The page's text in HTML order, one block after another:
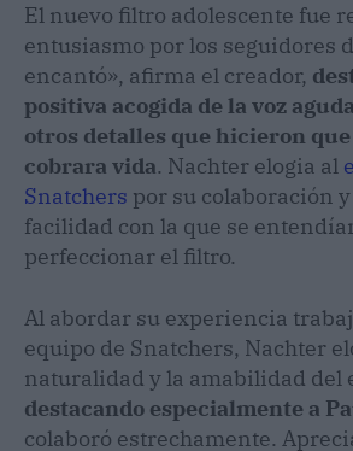
El nuevo filtro adolescente fue
entusiasmo por los seguidores
encantó», afirma el creador,
positiva acogida de la voz
otros detalles que hicieron
cobrara vida. Nachter elogia al
Snatchers por su colaboración
facilidad con la que se
perfeccionar el filtro.
Al abordar su experiencia
equipo de Snatchers, Nachter
naturalidad y la amabilidad del
destacando especialmente a
colaboró estrechamente.